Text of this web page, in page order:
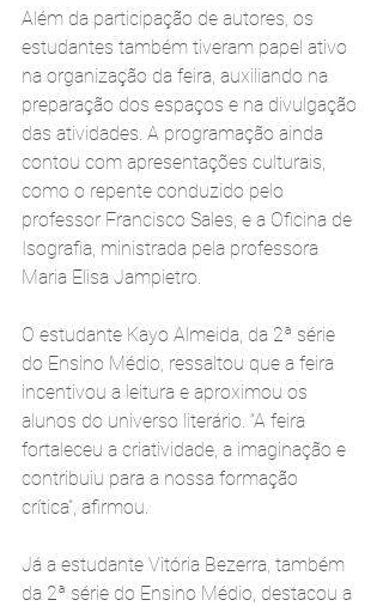
Além da participação de autores, os
estudantes também tiveram papel ativo
na organização da feira, auxiliando na
preparação dos espaços e na divulgação
das atividades. A programação ainda
contou com apresentações culturais,
como o repente conduzido pelo
professor Francisco Sales, e a Oficina de
Isografia, ministrada pela professora
Maria Elisa Jampietro.
O estudante Kayo Almeida, da 2ª série
do Ensino Médio, ressaltou que a feira
incentivou a leitura e aproximou os
alunos do universo literário. “A feira
fortaleceu a criatividade, a imaginação e
contribuiu para a nossa formação
crítica”, afirmou.
Já a estudante Vitória Bezerra, também
da 2ª série do Ensino Médio, destacou a